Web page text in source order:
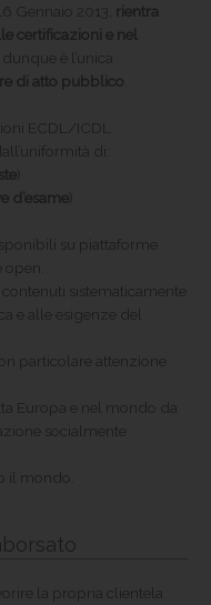
Gennaio 2013, rientra
certificazioni e nel
, dunque è l’unica
di atto pubblico
ECDL/ICDL
di:
)
d’esame)
su piattaforme
sistematicamente
e alle esigenze del
particolare attenzione
Europa e nel mondo da
socialmente
il mondo.
la propria clientela